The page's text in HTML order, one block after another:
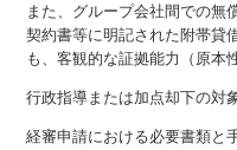
また、グループ会社間での無
契約書等に明記された附帯貸
も、客観的な証拠能力（原本
行政指導または加点却下の対
経審申請における必要書類と